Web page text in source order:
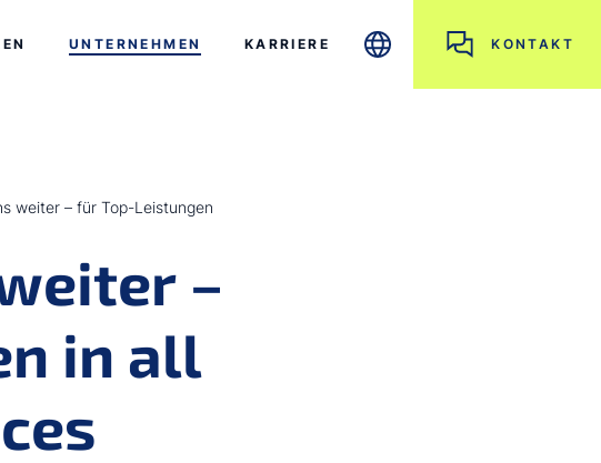
UNTERNEHMEN KARRIERE KONTAKT
weiter – für Top-Leistungen
–
in all